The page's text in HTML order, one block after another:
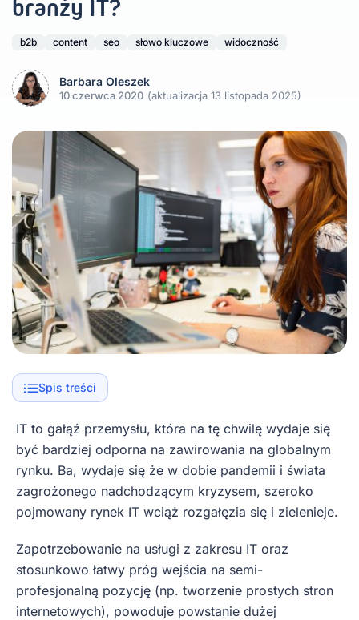
branży IT?
b2b content seo słowo kluczowe widoczność
Barbara Oleszek
10 czerwca 2020 (aktualizacja 13 listopada 2025)
Spis treści
IT to gałąź przemysłu, która na tę chwilę wydaje się
być bardziej odporna na zawirowania na globalnym
rynku. Ba, wydaje się że w dobie pandemii i świata
zagrożonego nadchodzącym kryzysem, szeroko
pojmowany rynek IT wciąż rozgałęzia się i zielenieje.
Zapotrzebowanie na usługi z zakresu IT oraz
stosunkowo łatwy próg wejścia na semi-
profesjonalną pozycję (np. tworzenie prostych stron
internetowych), powoduje powstanie dużej